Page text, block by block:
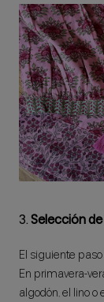
3.Selección
El siguiente
En primavera-
algodón, el lino